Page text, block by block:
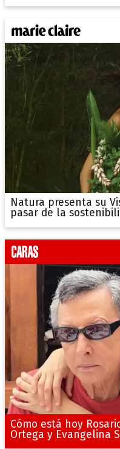
Natura presenta su
pasar de la
Cómo está hoy
Ortega y Evangelina